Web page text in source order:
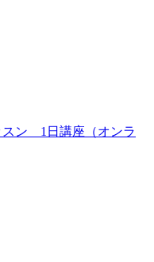
スン 1日講座（オンラ